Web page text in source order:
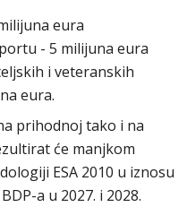
eura
- 5 milijuna eura
i veteranskih
eura.
prihodnoj tako i na
će manjkom
ESA 2010 u iznosu
a u 2027. i 2028.